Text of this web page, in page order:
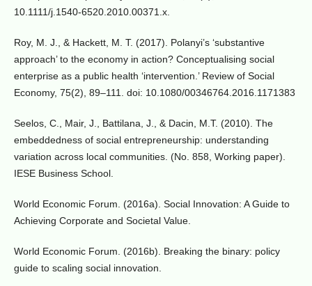
10.1111/j.1540-6520.2010.00371.x.
Roy, M. J., & Hackett, M. T. (2017). Polanyi’s ‘substantive
approach’ to the economy in action? Conceptualising social
enterprise as a public health ‘intervention.’ Review of Social
Economy, 75(2), 89–111. doi: 10.1080/00346764.2016.1171383
Seelos, C., Mair, J., Battilana, J., & Dacin, M.T. (2010). The
embeddedness of social entrepreneurship: understanding
variation across local communities. (No. 858, Working paper).
IESE Business School.
World Economic Forum. (2016a). Social Innovation: A Guide to
Achieving Corporate and Societal Value.
World Economic Forum. (2016b). Breaking the binary: policy
guide to scaling social innovation.